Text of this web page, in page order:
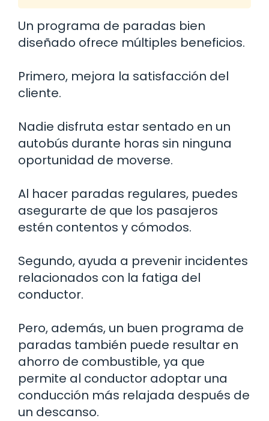
Un programa de paradas bien
diseñado ofrece múltiples beneficios.
Primero, mejora la satisfacción del
cliente.
Nadie disfruta estar sentado en un
autobús durante horas sin ninguna
oportunidad de moverse.
Al hacer paradas regulares, puedes
asegurarte de que los pasajeros
estén contentos y cómodos.
Segundo, ayuda a prevenir incidentes
relacionados con la fatiga del
conductor.
Pero, además, un buen programa de
paradas también puede resultar en
ahorro de combustible, ya que
permite al conductor adoptar una
conducción más relajada después de
un descanso.